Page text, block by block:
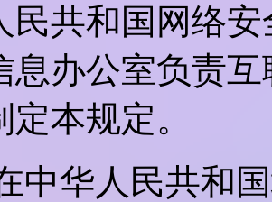
民共和国网络
息办公室负责
本规定。
中华人民共和